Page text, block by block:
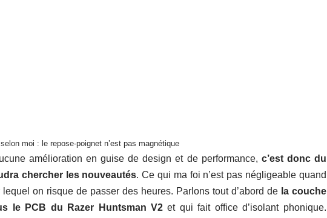
moi : le repose-poignet n’est pas magnétique
amélioration en guise de design et de performance, c’est donc du
chercher les nouveautés. Ce qui ma foi n’est pas négligeable quand
on risque de passer des heures. Parlons tout d’abord de la couche
le PCB du Razer Huntsman V2 et qui fait office d’isolant phonique.